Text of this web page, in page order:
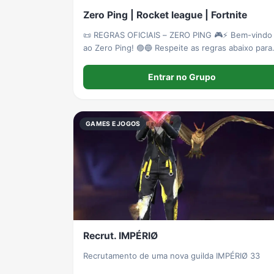
Zero Ping | Rocket league | Fortnite
📜 REGRAS OFICIAIS – ZERO PING 🎮⚡ Bem-vindo
ao Zero Ping! 🟣🔵 Respeite as regras abaixo para
Respeito acima de tudo 🤝* Trate todos com
educação. Xingamentos ofensivos, preconceito ou
Entrar no Grupo
GAMES E JOGOS
Recrut. IMPÉRIØ
Recrutamento de uma nova guilda IMPÉRIØ 33